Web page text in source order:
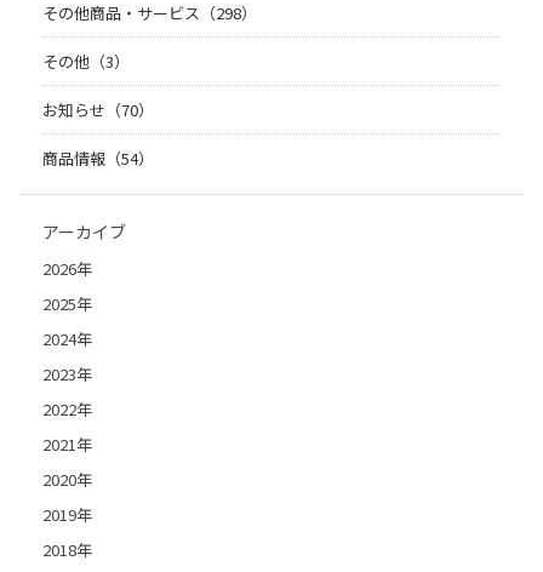
その他商品・サービス（298）
その他（3）
お知らせ（70）
商品情報（54）
アーカイブ
2026年
2025年
2024年
2023年
2022年
2021年
2020年
2019年
2018年